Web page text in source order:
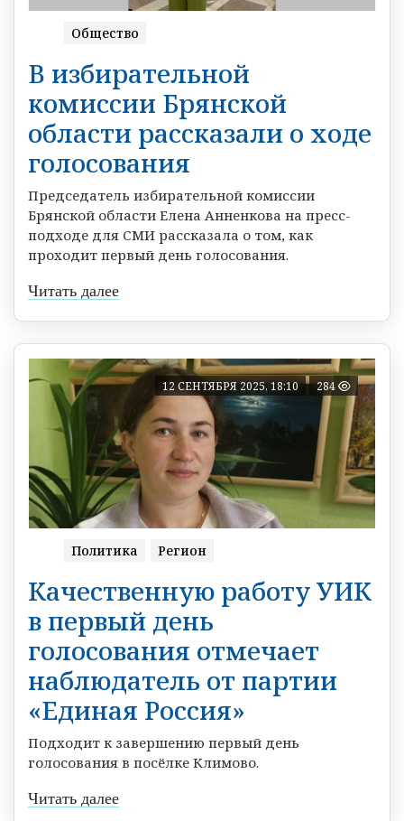
Общество
В избирательной
комиссии Брянской
области рассказали о ходе
голосования
Председатель избирательной комиссии
Брянской области Елена Анненкова на пресс-
подходе для СМИ рассказала о том, как
проходит первый день голосования.
Читать далее
12 СЕНТЯБРЯ 2025, 18:10 284
Политика Регион
Качественную работу УИК
в первый день
голосования отмечает
наблюдатель от партии
«Единая Россия»
Подходит к завершению первый день
голосования в посёлке Климово.
Читать далее